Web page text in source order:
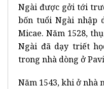
Ngài được gởi tới
bốn tuổi Ngài nhập
Micae. Năm 1528,
Ngài đã dạy triết
trong nhà dòng ở
Năm 1543, khi ở nhà